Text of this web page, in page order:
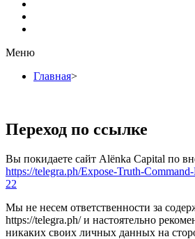
Меню
Главная>
Переход по ссылке
Вы покидаете сайт Alёnka Capital по
https://telegra.ph/Expose-Truth-
22
Мы не несем ответственности за
https://telegra.ph/ и настоятельно
никаких своих личных данных на